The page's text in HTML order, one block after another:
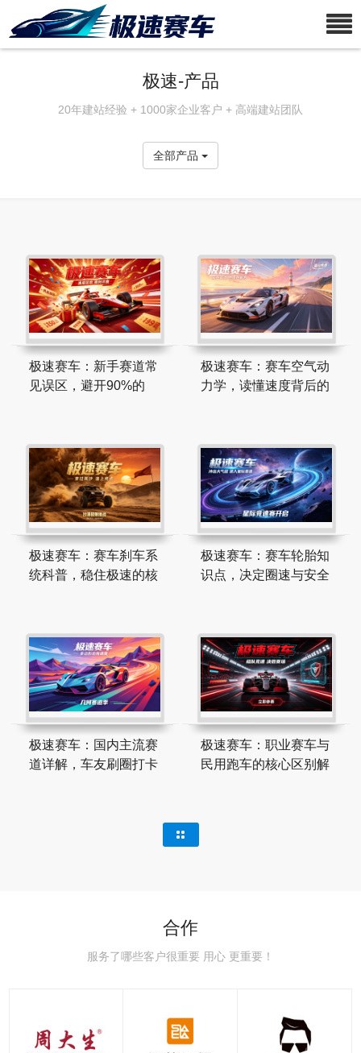
极速-产品
20年建站经验 + 1000家企业客户 + 高端建站团队
全部产品
极速赛车：新手赛道常
见误区，避开90%的
极速赛车：赛车空气动
力学，读懂速度背后的
极速赛车：赛车刹车系
统科普，稳住极速的核
极速赛车：赛车轮胎知
识点，决定圈速与安全
极速赛车：国内主流赛
道详解，车友刷圈打卡
极速赛车：职业赛车与
民用跑车的核心区别解
合作
服务了哪些客户很重要 用心 更重要！